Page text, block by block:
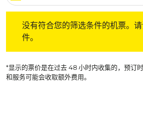
没有符合您的筛选条件的机票。
件。
*显示的票价是在过去 48 小时内收集的，预订
和服务可能会收取额外费用。